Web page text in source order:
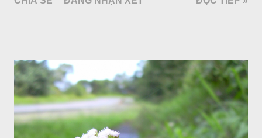
Araceae. Còn cây vạn niên thanh giới thiệu ở đây thuộc họ